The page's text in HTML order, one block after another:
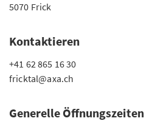
5070 Frick
Kontaktieren
+41 62 865 16 30
fricktal@axa.ch
Generelle Öffnungszeiten